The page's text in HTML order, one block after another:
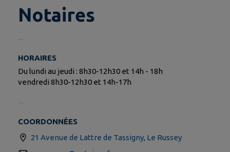
Notaires
HORAIRES
Du lundi au jeudi : 8h30-12h30 et 14h - 18h
vendredi 8h30-12h30 et 14h-17h
COORDONNÉES
21 Avenue de Lattre de Tassigny, Le Russey